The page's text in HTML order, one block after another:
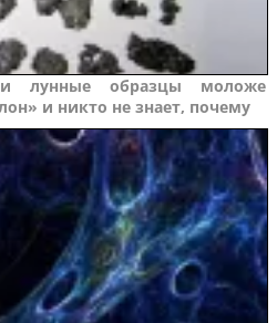
лунные образцы моложе
и никто не знает, почему